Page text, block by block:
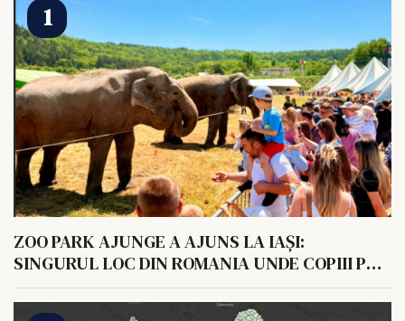
ZOO PARK AJUNGE A AJUNS LA IAȘI:
SINGURUL LOC DIN ROMANIA UNDE COPIII POT
HRANI UN ELEFANT